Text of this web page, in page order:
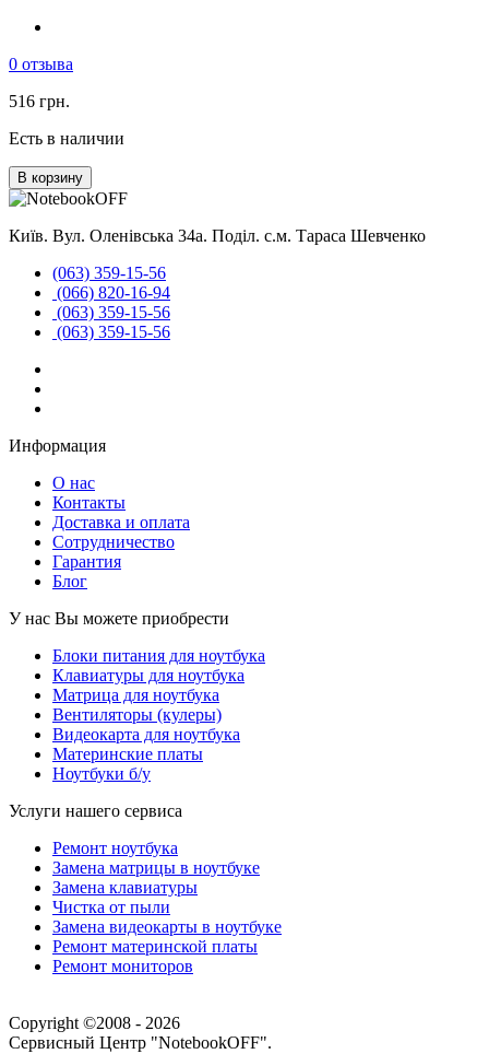
0 отзыва
516 грн.
Есть в наличии
В корзину
Київ. Вул. Оленівська 34а. Поділ. с.м. Тараса Шевченко
(063) 359-15-56
(066) 820-16-94
(063) 359-15-56
(063) 359-15-56
Информация
О нас
Контакты
Доставка и оплата
Сотрудничество
Гарантия
Блог
У нас Вы можете приобрести
Блоки питания для ноутбука
Клавиатуры для ноутбука
Матрица для ноутбука
Вентиляторы (кулеры)
Видеокарта для ноутбука
Материнские платы
Ноутбуки б/у
Услуги нашего сервиса
Ремонт ноутбука
Замена матрицы в ноутбуке
Замена клавиатуры
Чистка от пыли
Замена видеокарты в ноутбуке
Ремонт материнской платы
Ремонт мониторов
Copyright ©2008 - 2026
Сервисный Центр "NotebookOFF".